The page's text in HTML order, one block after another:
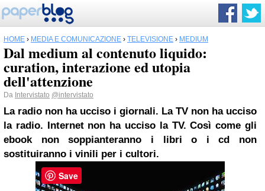
HOME › MEDIA E COMUNICAZIONE › TELEVISIONE › MEDIUM
Dal medium al contenuto liquido:
curation, interazione ed utopia
dell'attenzione
Da Intervistato @intervistato
La radio non ha ucciso i giornali. La TV non ha ucciso
la radio. Internet non ha ucciso la TV. Così come gli
ebook non soppianteranno i libri o i cd non
sostituiranno i vinili per i cultori.
Save